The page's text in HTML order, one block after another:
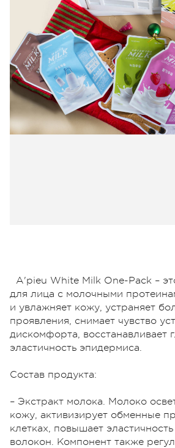
A'pieu White Milk One-Pack –
для лица с молочными
и увлажняет кожу, устраняет
проявления, снимает чувство
дискомфорта, восстанавливает
эластичность эпидермиса.
Состав продукта:
– Экстракт молока. Молоко
кожу, активизирует обменные
клетках, повышает
волокон. Компонент также